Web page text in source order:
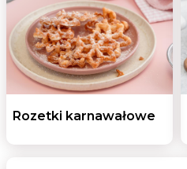
Rozetki karnawałowe